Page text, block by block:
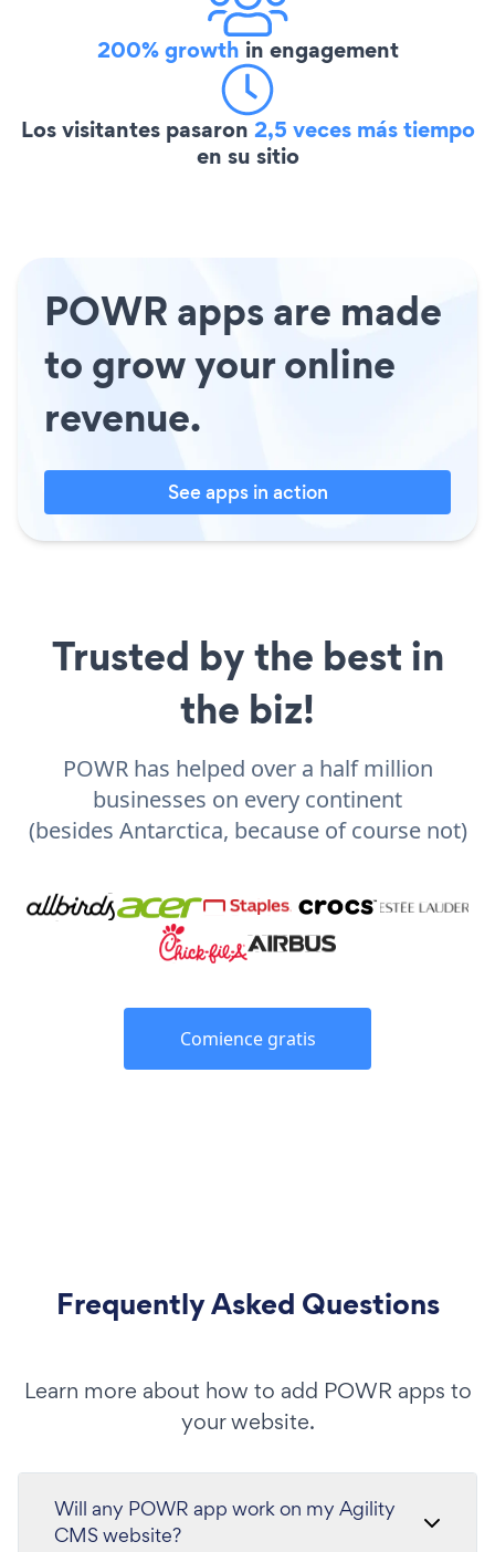
200% growth in engagement
Los visitantes pasaron 2,5 veces más tiempo
en su sitio
POWR apps are made
to grow your online
revenue.
See apps in action
Trusted by the best in
the biz!
POWR has helped over a half million
businesses on every continent
(besides Antarctica, because of course not)
Comience gratis
Frequently Asked Questions
Learn more about how to add POWR apps to
your website.
Will any POWR app work on my Agility
CMS website?